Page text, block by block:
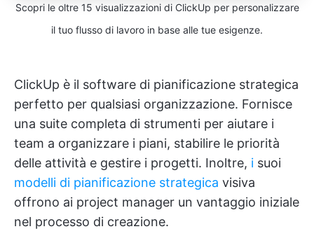
Scopri le oltre 15 visualizzazioni di ClickUp per personalizzare
il tuo flusso di lavoro in base alle tue esigenze.
ClickUp è il software di pianificazione strategica
perfetto per qualsiasi organizzazione. Fornisce
una suite completa di strumenti per aiutare i
team a organizzare i piani, stabilire le priorità
delle attività e gestire i progetti. Inoltre, i suoi
modelli di pianificazione strategica visiva
offrono ai project manager un vantaggio iniziale
nel processo di creazione.